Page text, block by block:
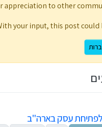
appreciation to other
your input, this post could
לפתיחת עסק בארה"ב